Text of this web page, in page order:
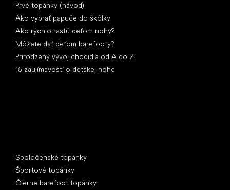
Prvé topánky (návod)
Ako vybrať papuče do škôlky
Ako rýchlo rastú deťom nohy?
Môžete dať deťom barefooty?
Prirodzený vývoj chodidla od A do Z
15 zaujímavostí o detskej nohe
Spoločenské topánky
Športové topánky
Čierne barefoot topánky